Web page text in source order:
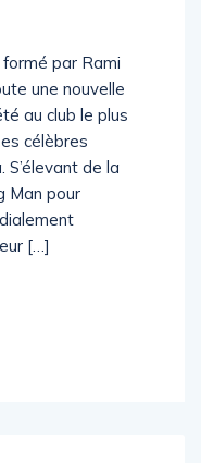
par Rami
une nouvelle
au club le plus
célèbres
S’élevant de la
Man pour
[…]